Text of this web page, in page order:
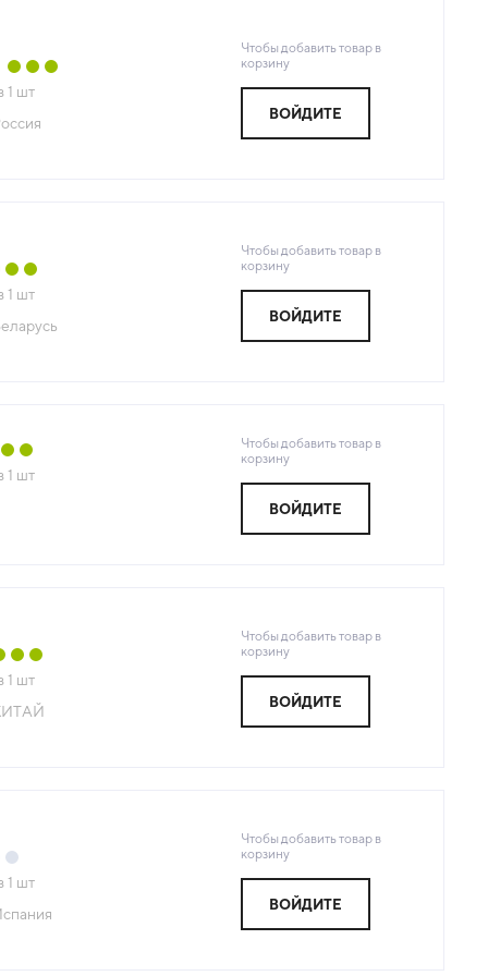
1 шт
Чтобы добавить товар в
корзину
ВОЙДИТЕ
1 шт
Чтобы добавить товар в
корзину
ВОЙДИТЕ
1 шт
Чтобы добавить товар в
корзину
ВОЙДИТЕ
1 шт
Чтобы добавить товар в
корзину
ВОЙДИТЕ
1 шт
Чтобы добавить товар в
корзину
ВОЙДИТЕ